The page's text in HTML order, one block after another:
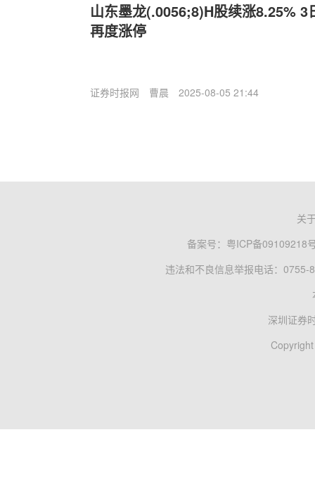
山东墨龙(.0056;8)H股续涨8.25%
再度涨停
证券时报网 曹晨 2025-08-05 21:44
关
备案号： 粤ICP备09109218
违法和不良信息举报电话：0755-
深圳证券